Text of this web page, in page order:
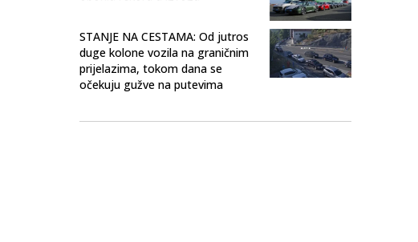
STANJE NA CESTAMA: Od jutros
duge kolone vozila na graničnim
prijelazima, tokom dana se
očekuju gužve na putevima